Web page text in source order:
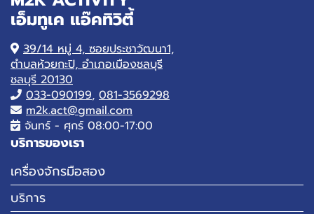
เอ็มทูเค แอ๊คทิวิตี้
39/14 หมู่ 4, ซอยประชาวัฒนา1,
ตำบลห้วยกะปิ, อำเภอเมืองชลบุรี
ชลบุรี 20130
033-090199, 081-3569298
m2k.act@gmail.com
จันทร์ - ศุกร์ 08:00-17:00
บริการของเรา
เครื่องจักรมือสอง
บริการ